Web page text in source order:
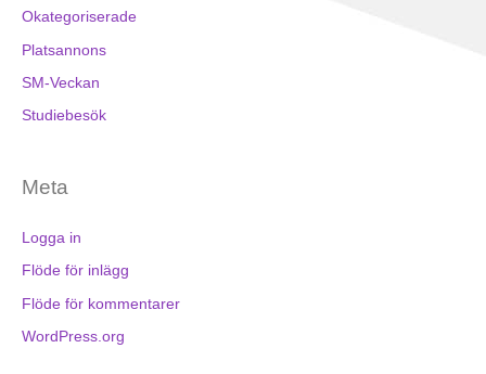
Okategoriserade
Platsannons
SM-Veckan
Studiebesök
Meta
Logga in
Flöde för inlägg
Flöde för kommentarer
WordPress.org